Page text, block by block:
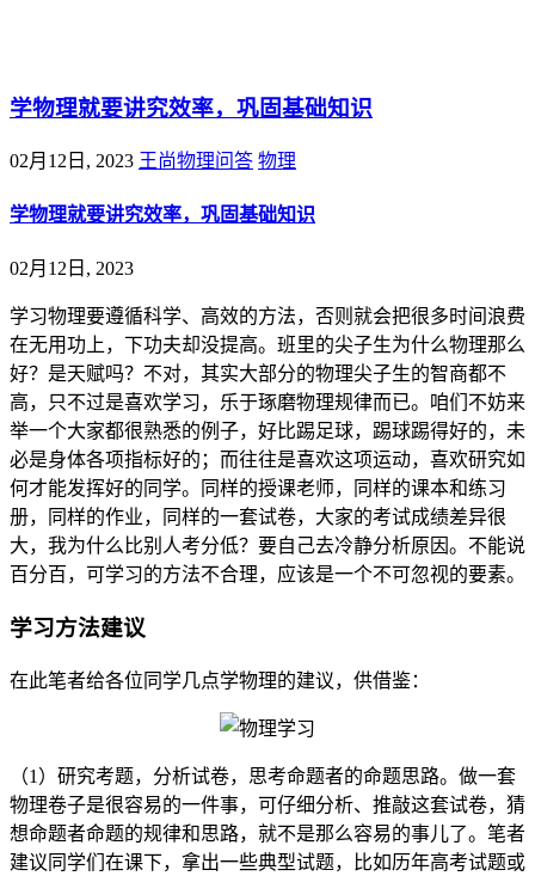
学物理就要讲究效率，巩固基础知识
02月12日, 2023 王尚物理问答 物理
学物理就要讲究效率，巩固基础知识
02月12日, 2023
学习物理要遵循科学、高效的方法，否则就会把很多时间浪费
在无用功上，下功夫却没提高。班里的尖子生为什么物理那么
好？是天赋吗？不对，其实大部分的物理尖子生的智商都不
高，只不过是喜欢学习，乐于琢磨物理规律而已。咱们不妨来
举一个大家都很熟悉的例子，好比踢足球，踢球踢得好的，未
必是身体各项指标好的；而往往是喜欢这项运动，喜欢研究如
何才能发挥好的同学。同样的授课老师，同样的课本和练习
册，同样的作业，同样的一套试卷，大家的考试成绩差异很
大，我为什么比别人考分低？要自己去冷静分析原因。不能说
百分百，可学习的方法不合理，应该是一个不可忽视的要素。
学习方法建议
在此笔者给各位同学几点学物理的建议，供借鉴：
（1）研究考题，分析试卷，思考命题者的命题思路。做一套
物理卷子是很容易的一件事，可仔细分析、推敲这套试卷，猜
想命题者命题的规律和思路，就不是那么容易的事儿了。笔者
建议同学们在课下，拿出一些典型试题，比如历年高考试题或